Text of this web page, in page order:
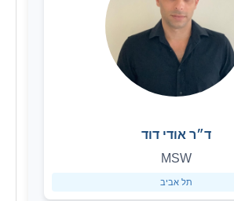
ד״ר אודי דוד
MSW
תל אביב